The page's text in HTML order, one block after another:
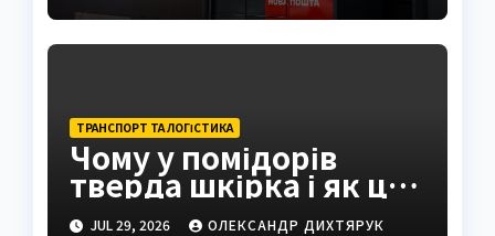
ТРАНСПОРТ ТА ЛОГІСТИКА
Чому у помідорів
тверда шкірка і як це
виправити
JUL 29, 2026 ОЛЕКСАНДР ДИХТЯРУК